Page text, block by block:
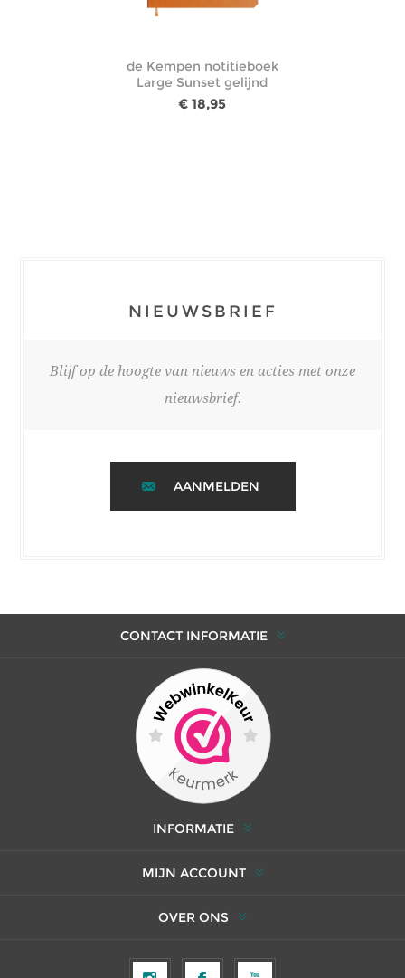
de Kempen notitieboek
Large Sunset gelijnd
€ 18,95
NIEUWSBRIEF
Blijf op de hoogte van nieuws en acties met onze
nieuwsbrief.
AANMELDEN
CONTACT INFORMATIE
INFORMATIE
MIJN ACCOUNT
OVER ONS